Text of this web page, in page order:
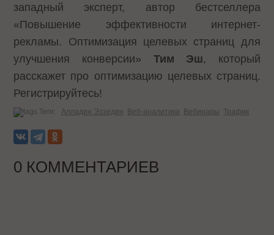
западный эксперт, автор бестселлера
«Повышение эффективности интернет-
рекламы. Оптимизация целевых страниц для
улучшения конверсии» Тим Эш, который
расскажет про оптимизацию целевых страниц.
Регистрируйтесь!
Теги: Алладин Эззедин Веб-аналитика Вебинары Трафик
0 КОММЕНТАРИЕВ